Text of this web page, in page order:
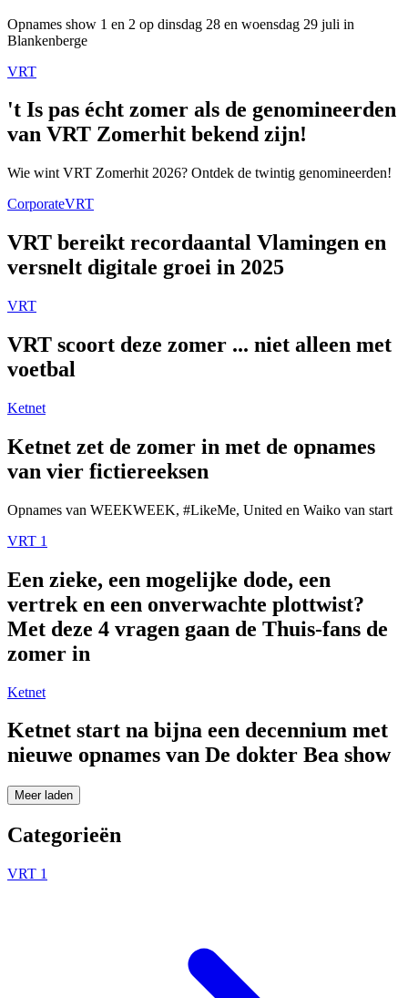
Opnames show 1 en 2 op dinsdag 28 en woensdag 29 juli in
Blankenberge
VRT
't Is pas écht zomer als de genomineerden
van VRT Zomerhit bekend zijn!
Wie wint VRT Zomerhit 2026? Ontdek de twintig genomineerden!
CorporateVRT
VRT bereikt recordaantal Vlamingen en
versnelt digitale groei in 2025
VRT
VRT scoort deze zomer ... niet alleen met
voetbal
Ketnet
Ketnet zet de zomer in met de opnames
van vier fictiereeksen
Opnames van WEEKWEEK, #LikeMe, United en Waiko van start
VRT 1
Een zieke, een mogelijke dode, een
vertrek en een onverwachte plottwist?
Met deze 4 vragen gaan de Thuis-fans de
zomer in
Ketnet
Ketnet start na bijna een decennium met
nieuwe opnames van De dokter Bea show
Meer laden
Categorieën
VRT 1